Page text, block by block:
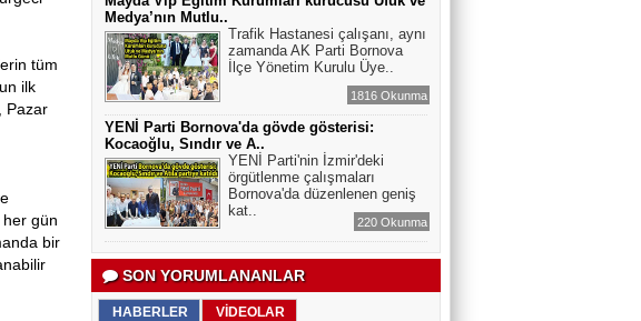
tüm
ilk
Pazar
her gün
bir
ÖZGÜRLÜK MÜ?
Medya’nın Mutlu..
Trafik Hastanesi çalışanı, aynı
zamanda AK Parti Bornova
İlçe Yönetim Kurulu Üye..
1816 Okunma
YENİ Parti Bornova'da gövde gösterisi:
Kocaoğlu, Sındır ve A..
YENİ Parti'nin İzmir'deki
örgütlenme çalışmaları
Bornova'da düzenlenen geniş
kat..
220 Okunma
SON YORUMLANANLAR
HABERLER VİDEOLAR